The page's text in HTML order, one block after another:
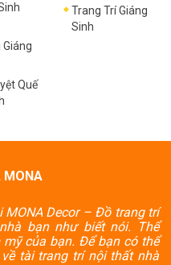
Quế
Trang Trí Giáng
Sinh
MONA
Decor – Đồ trang trí
bạn như biết nói. Thể
của bạn. Để bạn có thể
tài trang trí nội thất nhà